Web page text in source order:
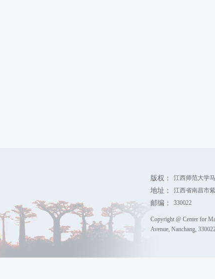
版权： 江西师范大学
地址： 江西省南昌市
邮编： 330022
Copyright @ Center for
Avenue, Nanchang,